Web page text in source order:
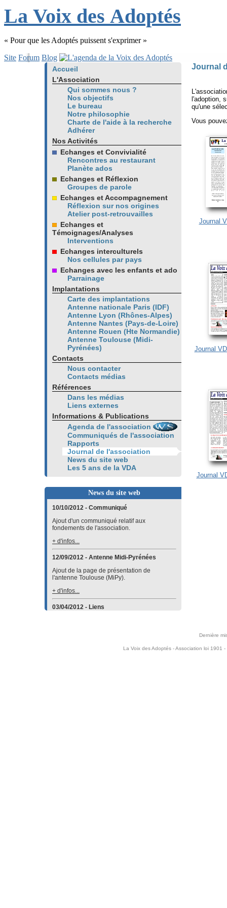
La Voix des Adoptés
« Pour que les Adoptés puissent s'exprimer »
Site Forum Blog
Accueil
L'Association
Qui sommes nous ?
Nos objectifs
Le bureau
Notre philosophie
Charte de l'aide à la recherche
Adhérer
Nos Activités
Echanges et Convivialité
Rencontres au restaurant
Planète ados
Echanges et Réflexion
Groupes de parole
Echanges et Accompagnement
Réflexion sur nos origines
Atelier post-retrouvailles
Echanges et
Témoignages/Analyses
Interventions
Echanges interculturels
Nos cellules par pays
Echanges avec les enfants et ado
Parrainage
Implantations
Carte des implantations
Antenne nationale Paris (IDF)
Antenne Lyon (Rhônes-Alpes)
Antenne Nantes (Pays-de-Loire)
Antenne Rouen (Hte Normandie)
Antenne Toulouse (Midi-
Pyrénées)
Contacts
Nous contacter
Contacts médias
Références
Dans les médias
Liens externes
Informations & Publications
Agenda de l'association
Communiqués de l'association
Rapports
Journal de l'association
News du site web
Les 5 ans de la VDA
News du site web
10/10/2012 - Communiqué
Ajout d'un communiqué relatif aux
fondements de l'association.
+ d'infos...
12/09/2012 - Antenne Midi-Pyrénées
Ajout de la page de présentation de
l'antenne Toulouse (MiPy).
+ d'infos...
03/04/2012 - Liens
Journal
l'adoption,
qu'une
Vous
Journal
Journal
Journal
Dernière
La Voix des Adoptés - Association loi 1901 -